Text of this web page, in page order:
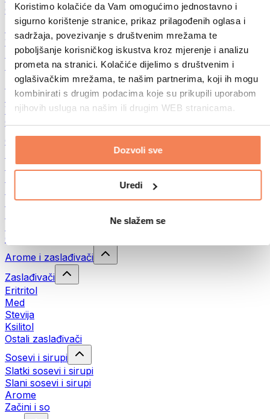
Koristimo kolačiće da Vam omogućimo jednostavno i
sigurno korištenje stranice, prikaz prilagođenih oglasa i
sadržaja, povezivanje s društvenim mrežama te
poboljšanje korisničkog iskustva kroz mjerenje i analizu
prometa na stranici. Kolačiće dijelimo s društvenim i
oglašivačkim mrežama, te našim partnerima, koji ih mogu
kombinirati s drugim podacima koje su prikupili uporabom
njihovih usluga na našim ili drugim WEB stranicama.
Dozvoli sve
Uredi
Ne slažem se
Ostala fitnes jela
Puteri od orašastih plodova
100% namazi od orašastih plodova
Slatki namazi od orašastih plodova
Proteinski namazi od orašastih plodova
Superhrana
Zelena superhrana
Vlakna
Ostala superhrana
Grickalice
Suvo meso
Proteinski čips
Ostale grickalice
Arome i zaslađivači
Zaslađivači
Eritritol
Med
Stevija
Ksilitol
Ostali zaslađivači
Sosevi i sirupi
Slatki sosevi i sirupi
Slani sosevi i sirupi
Arome
Začini i so